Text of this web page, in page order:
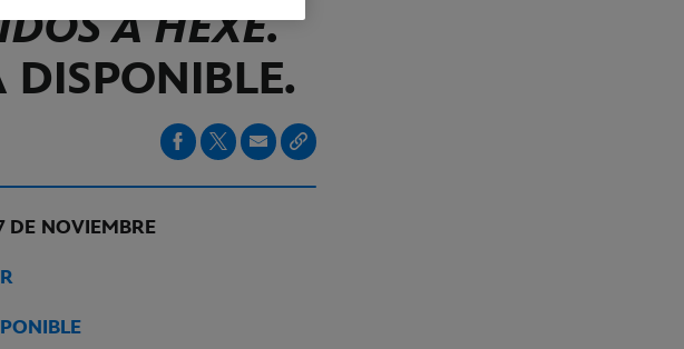
A HEXE.
DISPONIBLE.
DE NOVIEMBRE